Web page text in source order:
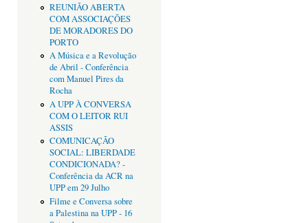
REUNIÃO ABERTA
COM ASSOCIAÇÕES
DE MORADORES DO
PORTO
A Música e a Revolução
de Abril - Conferência
com Manuel Pires da
Rocha
A UPP À CONVERSA
COM O LEITOR RUI
ASSIS
COMUNICAÇÃO
SOCIAL: LIBERDADE
CONDICIONADA? -
Conferência da ACR na
UPP em 29 Julho
Filme e Conversa sobre
a Palestina na UPP - 16